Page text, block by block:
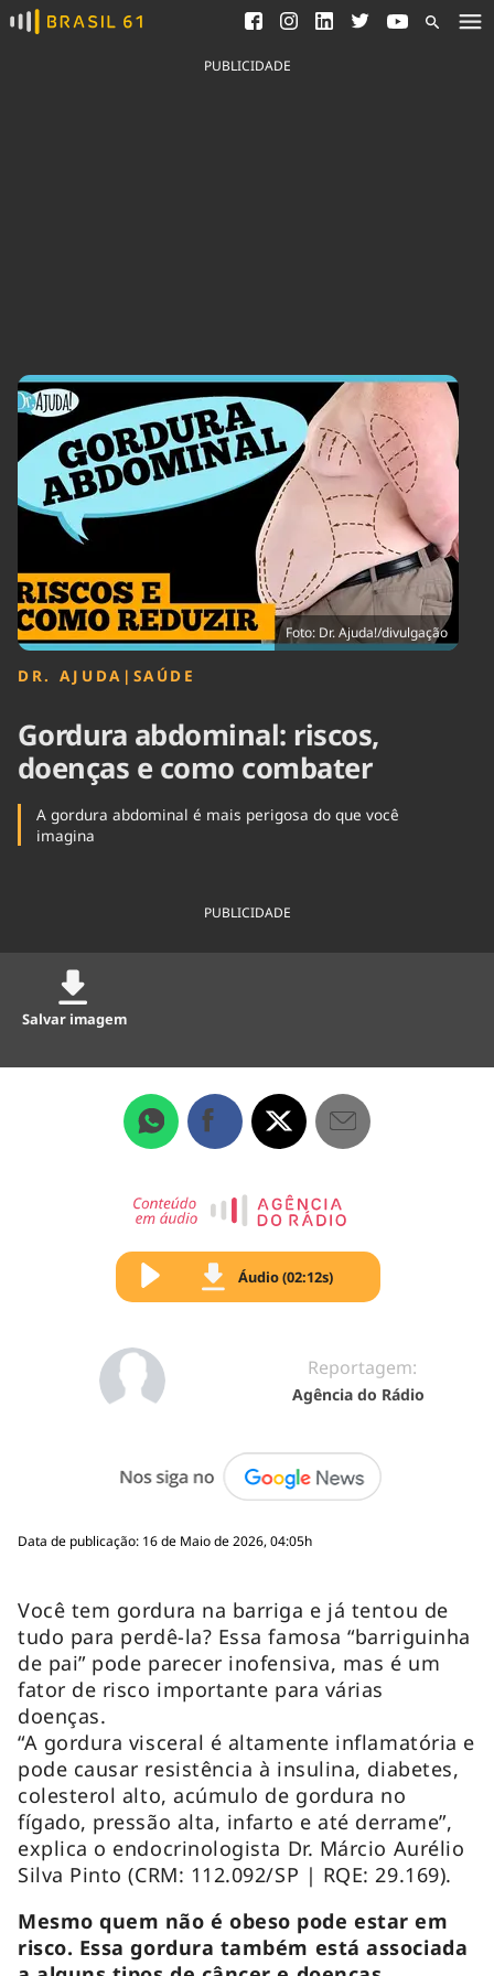
Ver todas as notícias
Saneamento
Indicadores
Agronegócios
Brasil
Brasil Mineral
Ciência &
Tecnologia
Cinema
Comportamento
Cultura
Economia
Educação
Infraestrutura
Meio Ambiente
Podcast
Política
Saúde
Tempo
PUBLICIDADE
Foto: Dr. Ajuda!/divulgação
DR. AJUDA | SAÚDE
Gordura abdominal: riscos,
doenças e como combater
A gordura abdominal é mais perigosa do que você
imagina
PUBLICIDADE
Salvar imagem
Áudio (02:12s)
Reportagem:
Agência do Rádio
Data de publicação: 16 de Maio de 2026, 04:05h
Você tem gordura na barriga e já tentou de
tudo para perdê-la? Essa famosa “barriguinha
de pai” pode parecer inofensiva, mas é um
fator de risco importante para várias
doenças.
“A gordura visceral é altamente inflamatória e
pode causar resistência à insulina, diabetes,
colesterol alto, acúmulo de gordura no
fígado, pressão alta, infarto e até derrame”,
explica o endocrinologista Dr. Márcio Aurélio
Silva Pinto (CRM: 112.092/SP | RQE: 29.169).
Mesmo quem não é obeso pode estar em
risco. Essa gordura também está associada